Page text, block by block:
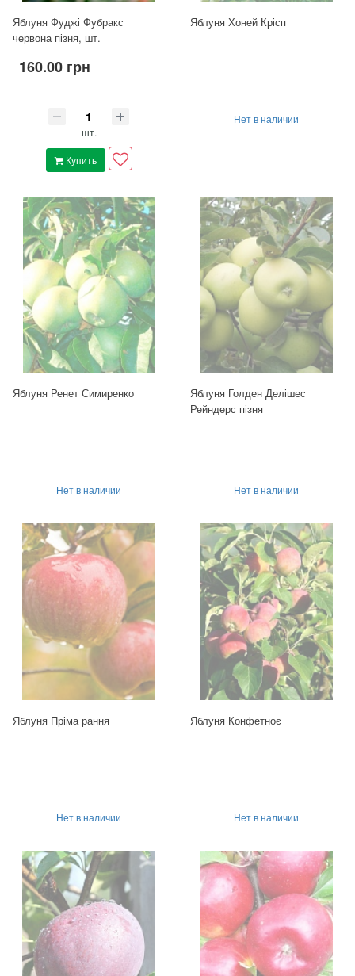
Яблуня Фуджі Фубракс
червона пізня, шт.
160.00 грн
шт.
Купить
Яблуня Хоней Крісп
Нет в наличии
Яблуня Ренет Симиренко
Нет в наличии
Яблуня Голден Делішес
Рейндерс пізня
Нет в наличии
Яблуня Пріма рання
Нет в наличии
Яблуня Конфетноє
Нет в наличии